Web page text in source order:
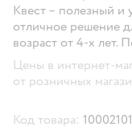
Квест – полезный и
отличное решение
возраст от 4-х лет.
Цены в интернет-
от розничных
Код товара: